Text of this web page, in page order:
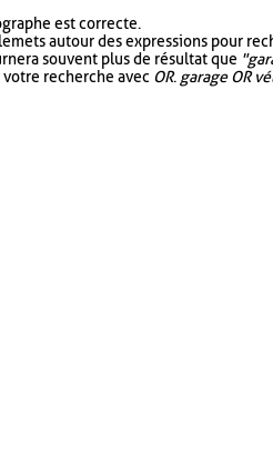
est correcte.
autour des expressions pour
souvent plus de résultat que
recherche avec OR. garage OR